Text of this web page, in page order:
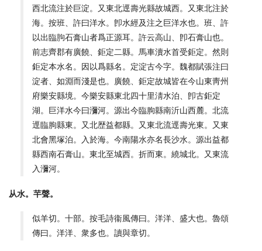
西北流注於巨淀。又東北逕壽光縣故城西。又東北注於
海。按班、許曰洋水。卽水經及注之巨洋水也。班、許
以出臨胊石膏山者爲正源耳。許云高山、卽石膏山也。
前志齊郡有廣饒、鉅定二縣。馬車瀆水首受鉅定。然則
鉅定本水名。因以爲縣名。定淀古今字。魏都賦張注曰
淀者、如淵而淺是也。廣饒、鉅定故城皆在今山東靑州
府樂安縣境。今樂安縣東北四十里淸水泊、卽古鉅定
湖。巨洋水今曰瀰河。源出今臨朐縣南沂山西麓。北流
逕臨朐縣東。又北歴益都縣。又東北流逕壽光東。又東
北會黑塚泊。入於海。今南陽水亦名長沙水。源出益都
縣西南石膏山。東北至城西。折而東。繞城北。又東流
入瀰河。
从水。芉聲。
似羊切。十部。按毛詩衞風傳曰。洋洋、盛大也。魯頌
傳曰。洋洋、衆多也。讀與章切。